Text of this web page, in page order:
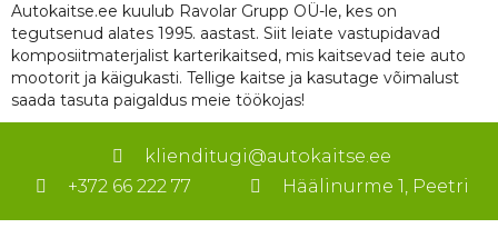
Autokaitse.ee kuulub Ravolar Grupp OÜ-le, kes on
tegutsenud alates 1995. aastast. Siit leiate vastupidavad
komposiitmaterjalist karterikaitsed, mis kaitsevad teie auto
mootorit ja käigukasti. Tellige kaitse ja kasutage võimalust
saada tasuta paigaldus meie töökojas!
klienditugi@autokaitse.ee
+372 66 222 77
Häälinurme 1, Peetri